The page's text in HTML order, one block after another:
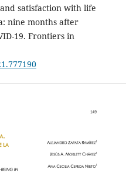
satisfaction with life
nine months after
19. Frontiers in